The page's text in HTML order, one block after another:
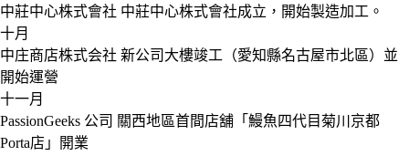
中莊中心株式會社 中莊中心株式會社成立，開始製造加工。
十月
中庄商店株式会社 新公司大樓竣工（愛知縣名古屋市北區）並
開始運營
十一月
PassionGeeks 公司 關西地區首間店舖「鰻魚四代目菊川京都
Porta店」開業